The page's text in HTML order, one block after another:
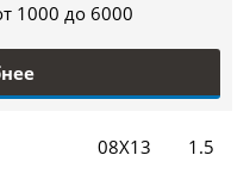
1000 до 6000
08Х13 1.5